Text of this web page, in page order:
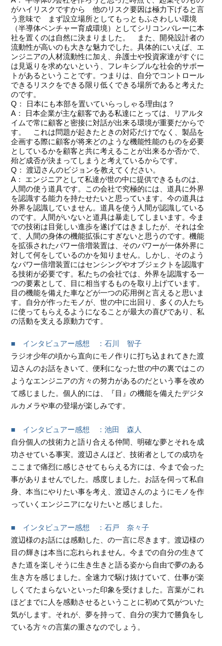
がハイリスクですから 他のリスク要因は極力下げると言
う意味で まず設立場所としてもっともふさわしい環境
（半導体ベンチャー育成環境）としてシリコンバレーに本
社を置くのは自然に決まりました。 また、開発設計者の
流動性が高いのも大きな魅力でした。具体的にいえば、エ
ンジニアの人材流動性に加え、弁護士や投資家達がすぐに
は見返りを求めないという、フレキシブルな社会的サポー
トがあるということです。つまりは、自分でコントロール
できるリスクをできる限り低くできる場所であると考えた
のです。
Q： 日本にも本部を置いていらっしゃる理由は？
A： 日本企業が主な顧客である私達にとっては、リアルタ
イムで常に顧客と密接に対話が出来る環境が重要だからで
す。 これは問題が起きたときの対応だけでなく、製品を
企画する際に顧客が将来どのような機能性能のものを必要
としているかを顧客と共に考えることが出来るか否かで、
殆ど成否が決まってしまうと考えているからです。
Q： 渡辺さんのビジョンを教えてください。
A： エンジニアとして私達が世の中に提供できるものは、
人間の使う道具です。この会社で究極的には、道具に外界
を認識する能力を持たせたいと思っています。今の道具は
外界を認識していません。道具を使う人間が認識している
のです。人間がいないと道具は暴走してしまいます。今ま
での技術は目覚しい進歩を遂げてはきましたが、それは全
て、人間の身体の機能拡張にすぎないと思うのです。機能
を拡張されたパワー倍増装置は、そのパワーが一体外界に
対して何をしているのかを知りません。しかし、そのよう
なパワー倍増装置にはセンシングやオブジェクトを認識す
る技術が必要です。私たちの会社では、外界を認識する一
つの要素として、目に相当するものを取り上げています。
目の機能を備えた車などが一つの応用例と言えると思いま
す。自分が作ったモノが、世の中に出回り、多くの人たち
に使ってもらえるようになることが最大の喜びであり、私
の活動を支える原動力です。
■ インタビュアー感想 ：石川 智子
ラジオ少年の頃から直向にモノ作りに打ち込まれてきた渡
辺さんのお話をきいて、便利になった世の中の裏ではこの
ようなエンジニアの方々の努力があるのだという事を改め
て感じました。個人的には、『目』の機能を備えたデジタ
ルカメラや車の登場が楽しみです。
■ インタビュアー感想 ：池田 森人
自分個人の技術力と語り合える仲間、明確な夢とそれを成
功させている事実。渡辺さんほど、技術者としての成功を
ここまで痛烈に感じさせてもらえる方には、今まで会った
事がありませんでした。感度しました。お話を伺って私自
身、本当にやりたい事を考え、渡辺さんのようにモノを作
っていくエンジニアになりたいと感じました。
■ インタビュアー感想 ：石戸 奈々子
渡辺様のお話には感動した、の一言に尽きます。渡辺様の
目の輝きは本当に忘れられません。今までの自分の生きて
きた道を楽しそうに生き生きと語る姿から自由で夢のある
生き方を感じました。全速力で駆け抜けていて、仕事が楽
しくてたまらないといった印象を受けました。言葉がこれ
ほどまでに人を感動させるということに初めて気がついた
気がします。それが、夢を持って、自分の実力で勝負をし
ている方々の言葉の重さなのでしょう。